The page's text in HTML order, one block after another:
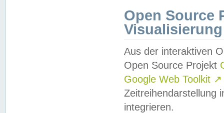
Open Source
Visualisierung
Aus der interaktiven
Open Source Projekt
Google Web Toolkit ↗
Zeitreihendarstellung
integrieren.